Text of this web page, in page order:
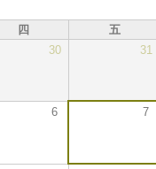
四 五
30 31
6 7